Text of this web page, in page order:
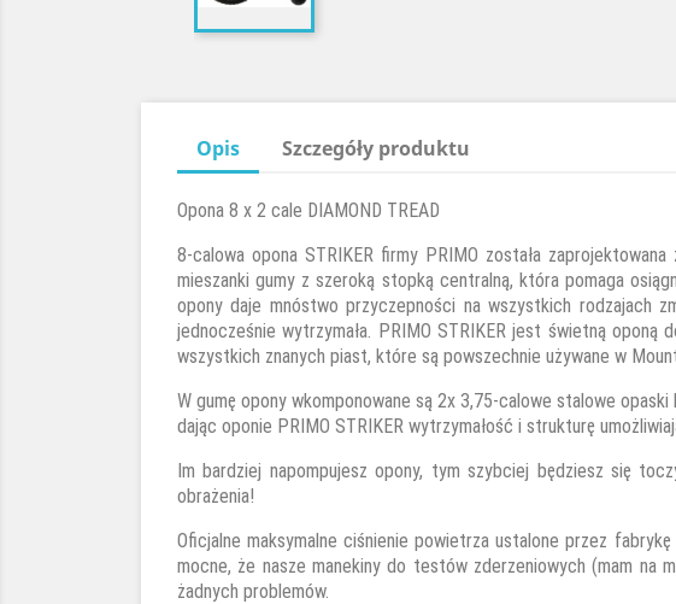
Opis Szczegóły produktu
Opona 8 x 2 cale DIAMOND TREAD
8-calowa opona STRIKER firmy PRIMO została
mieszanki gumy z szeroką stopką centralną, która pomaga
opony daje mnóstwo przyczepności na wszystkich rodzajach
jednocześnie wytrzymała. PRIMO STRIKER jest świetną
wszystkich znanych piast, które są powszechnie używane w
W gumę opony wkomponowane są 2x 3,75-calowe stalowe
dając oponie PRIMO STRIKER wytrzymałość i strukturę
Im bardziej napompujesz opony, tym szybciej będziesz się
obrażenia!
Oficjalne maksymalne ciśnienie powietrza ustalone przez
mocne, że nasze manekiny do testów zderzeniowych (mam na
żadnych problemów.